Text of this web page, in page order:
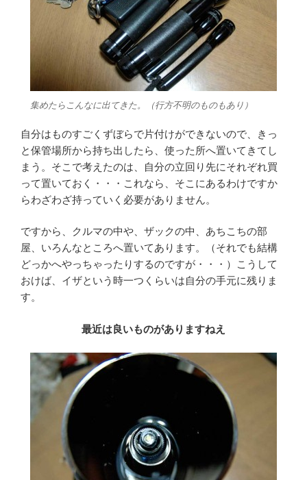
集めたらこんなに出てきた。（行方不明のものもあり）
自分はものすごくずぼらで片付けができないので、きっ
と保管場所から持ち出したら、使った所へ置いてきてし
まう。そこで考えたのは、自分の立回り先にそれぞれ買
って置いておく・・・これなら、そこにあるわけですか
らわざわざ持っていく必要がありません。
ですから、クルマの中や、ザックの中、あちこちの部
屋、いろんなところへ置いてあります。（それでも結構
どっかへやっちゃったりするのですが・・・）こうして
おけば、イザという時一つくらいは自分の手元に残りま
す。
最近は良いものがありますねえ